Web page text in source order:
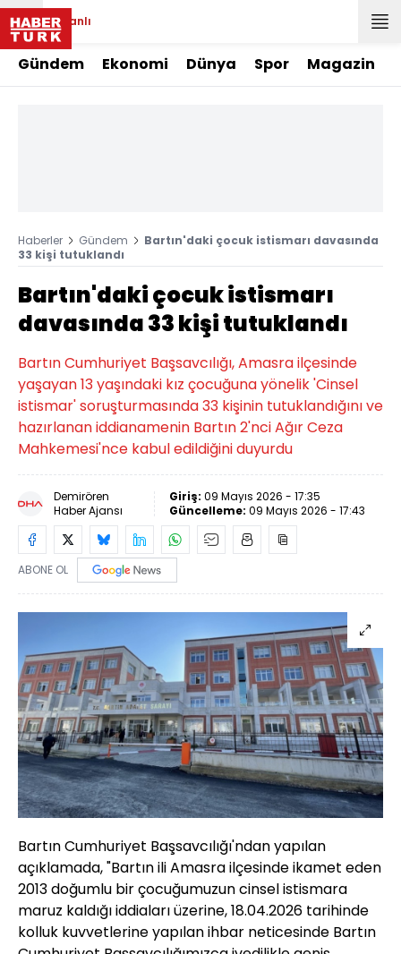
Canlı
Gündem Ekonomi Dünya Spor Magazin
Haberler Gündem
Bartın'daki çocuk istismarı davasında
33 kişi tutuklandı
Bartın'daki çocuk istismarı
davasında 33 kişi tutuklandı
Bartın Cumhuriyet Başsavcılığı, Amasra ilçesinde
yaşayan 13 yaşındaki kız çocuğuna yönelik 'Cinsel
istismar' soruşturmasında 33 kişinin tutuklandığını ve
hazırlanan iddianamenin Bartın 2'nci Ağır Ceza
Mahkemesi'nce kabul edildiğini duyurdu
Demirören
Haber Ajansı
Giriş: 09 Mayıs 2026 - 17:35
Güncelleme: 09 Mayıs 2026 - 17:43
ABONE OL
Bartın Cumhuriyet Başsavcılığı'ndan yapılan
açıklamada, "Bartın ili Amasra ilçesinde ikamet eden
2013 doğumlu bir çocuğumuzun cinsel istismara
maruz kaldığı iddiaları üzerine, 18.04.2026 tarihinde
kolluk kuvvetlerine yapılan ihbar neticesinde Bartın